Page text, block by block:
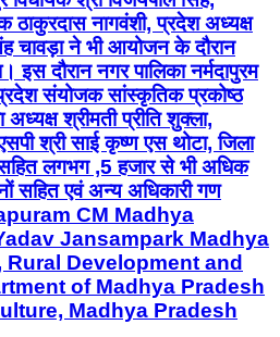
ठाकुरदास नागवंशी, प्रदेश अध्यक्ष
चावड़ा ने भी आयोजन के दौरान
दौरान नगर पालिका नर्मदापुरम
संयोजक सांस्कृतिक प्रकोष्ठ
अध्यक्ष श्रीमती प्रीति शुक्ला,
श्री साई कृष्ण एस थोटा, जिला
लगभग ,5 हजार से भी अधिक
सहित एवं अन्य अधिकारी गण
CM Madhya
Jansampark Madhya
Development and
of Madhya Pradesh
Madhya Pradesh